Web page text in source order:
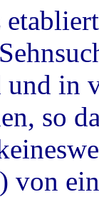
in
so
von